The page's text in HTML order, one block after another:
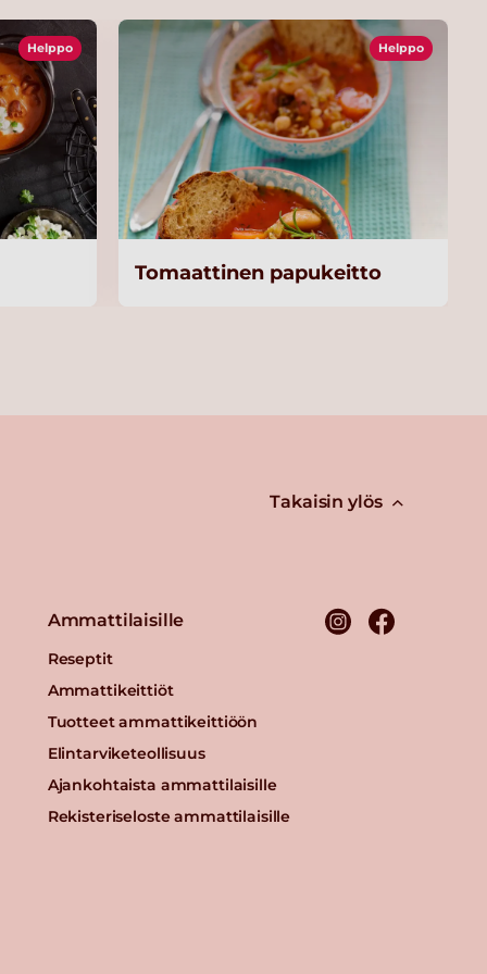
Helppo Helppo
Tomaattinen papukeitto
Takaisin ylös
Ammattilaisille
Reseptit
Ammattikeittiöt
Tuotteet ammattikeittiöön
Elintarviketeollisuus
Ajankohtaista ammattilaisille
Rekisteriseloste ammattilaisille